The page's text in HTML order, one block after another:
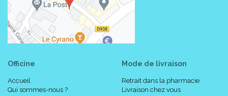
Officine
Accueil
Qui sommes-nous ?
Mode de livraison
Retrait dans la pharmacie
Livraison chez vous